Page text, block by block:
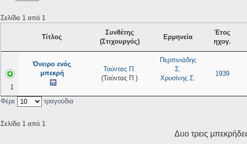
Σελίδα 1 από 1
Τίτλος
Συνθέτης
(Στιχουργός)
Ερμηνεία
Έτος
ηχογ.
1
Όνειρο ενός
μπεκρή
Τούντας Π.
(Τούντας Π.)
Περπινιάδης
Σ.
Χρυσίνης Σ.
1939
Φέρε τραγούδια
Σελίδα 1 από 1
Δυο τρεις